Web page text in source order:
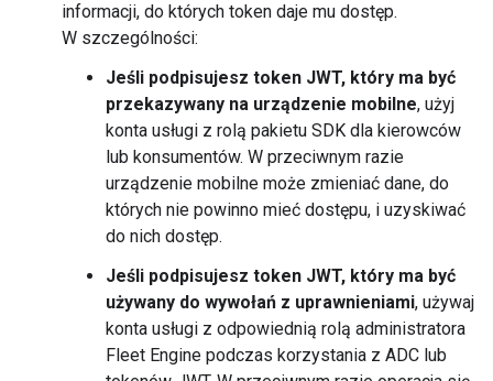
informacji, do których token daje mu dostęp.
W szczególności:
Jeśli podpisujesz token JWT, który ma być
przekazywany na urządzenie mobilne, użyj
konta usługi z rolą pakietu SDK dla kierowców
lub konsumentów. W przeciwnym razie
urządzenie mobilne może zmieniać dane, do
których nie powinno mieć dostępu, i uzyskiwać
do nich dostęp.
Jeśli podpisujesz token JWT, który ma być
używany do wywołań z uprawnieniami, używaj
konta usługi z odpowiednią rolą administratora
Fleet Engine podczas korzystania z ADC lub